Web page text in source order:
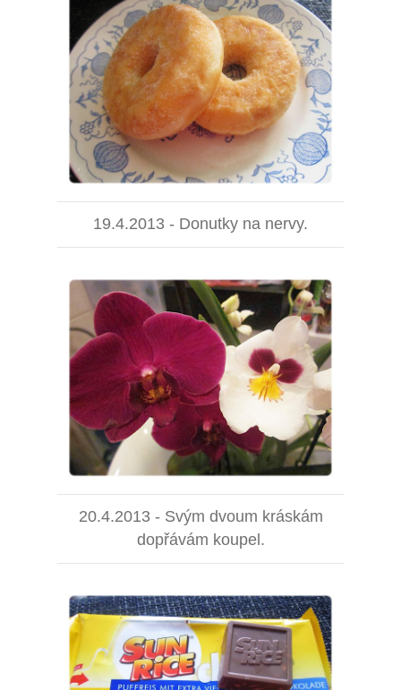
19.4.2013 - Donutky na nervy.
20.4.2013 - Svým dvoum kráskám
dopřávám koupel.